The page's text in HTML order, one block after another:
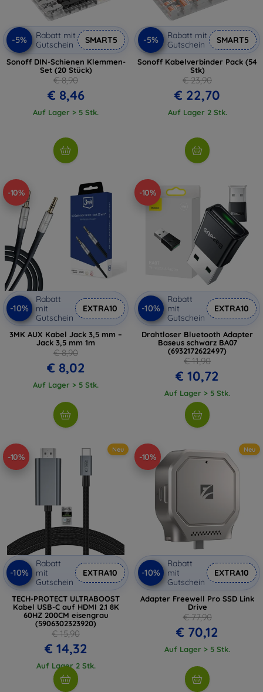
-5%
Rabatt mit
Gutschein
SMART5
Sonoff DIN-Schienen Klemmen-
Set (20 Stück)
€ 8,90
€ 8,46
Auf Lager > 5 Stk.
-5%
Rabatt mit
Gutschein
SMART5
Sonoff Kabelverbinder Pack (54
Stk)
€ 23,90
€ 22,70
Auf Lager 2 Stk.
-10%
-10%
Rabatt
mit
Gutschein
EXTRA10
3MK AUX Kabel Jack 3,5 mm –
Jack 3,5 mm 1m
€ 8,90
€ 8,02
Auf Lager > 5 Stk.
-10%
-10%
Rabatt
mit
Gutschein
EXTRA10
Drahtloser Bluetooth Adapter
Baseus schwarz BA07
(6932172622497)
€ 11,90
€ 10,72
Auf Lager > 5 Stk.
-10%
Neu
-10%
Rabatt
mit
Gutschein
EXTRA10
TECH-PROTECT ULTRABOOST
Kabel USB-C auf HDMI 2.1 8K
60HZ 200CM eisengrau
(5906302323920)
€ 15,90
€ 14,32
Auf Lager 2 Stk.
-10%
Neu
-10%
Rabatt
mit
Gutschein
EXTRA10
Adapter Freewell Pro SSD Link
Drive
€ 77,90
€ 70,12
Auf Lager > 5 Stk.